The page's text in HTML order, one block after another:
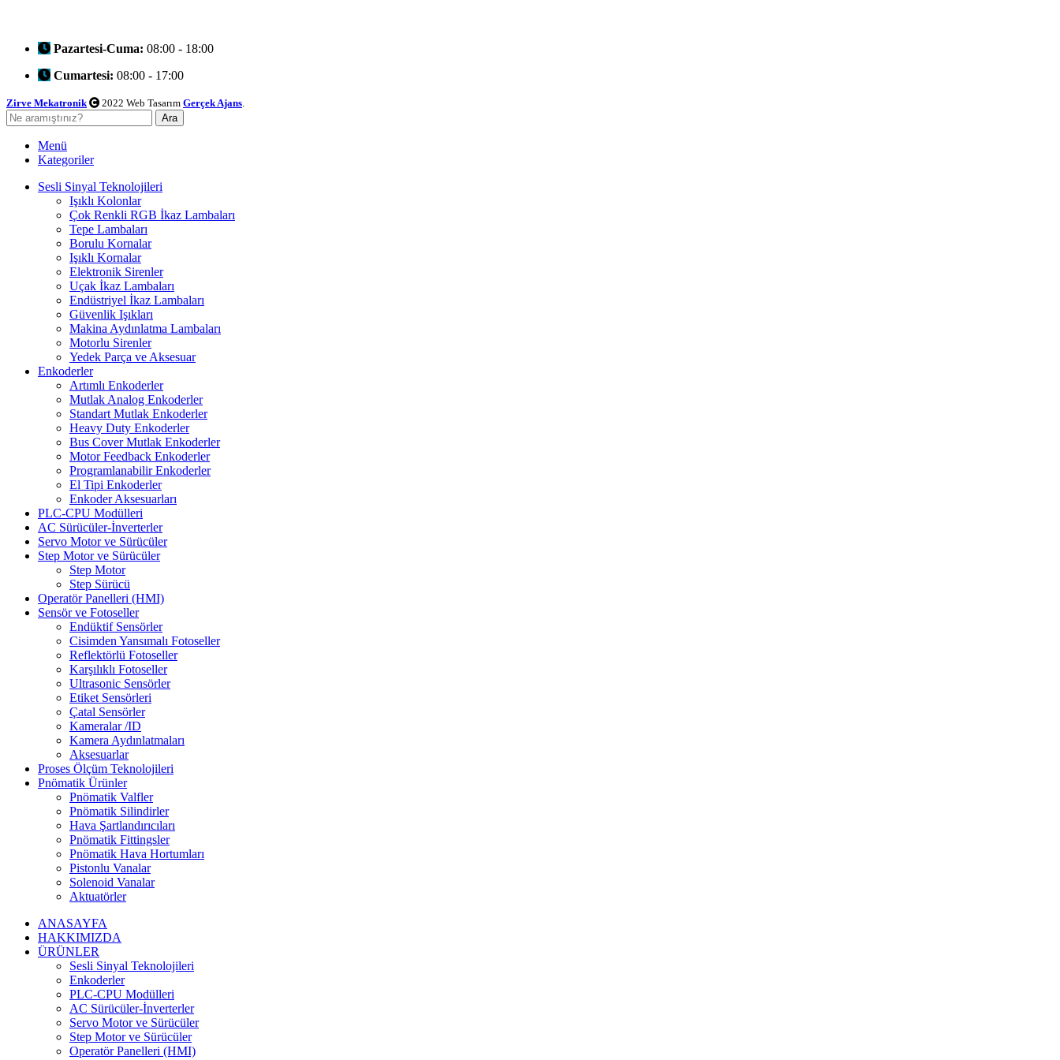
Pazartesi-Cuma: 08:00 - 18:00
Cumartesi: 08:00 - 17:00
Zirve Mekatronik 2022 Web Tasarım Gerçek Ajans
Ara
Menü
Kategoriler
Sesli Sinyal Teknolojileri
Işıklı Kolonlar
Çok Renkli RGB İkaz Lambaları
Tepe Lambaları
Borulu Kornalar
Işıklı Kornalar
Elektronik Sirenler
Uçak İkaz Lambaları
Endüstriyel İkaz Lambaları
Güvenlik Işıkları
Makina Aydınlatma Lambaları
Motorlu Sirenler
Yedek Parça ve Aksesuar
Enkoderler
Artımlı Enkoderler
Mutlak Analog Enkoderler
Standart Mutlak Enkoderler
Heavy Duty Enkoderler
Bus Cover Mutlak Enkoderler
Motor Feedback Enkoderler
Programlanabilir Enkoderler
El Tipi Enkoderler
Enkoder Aksesuarları
PLC-CPU Modülleri
AC Sürücüler-İnverterler
Servo Motor ve Sürücüler
Step Motor ve Sürücüler
Step Motor
Step Sürücü
Operatör Panelleri (HMI)
Sensör ve Fotoseller
Endüktif Sensörler
Cisimden Yansımalı Fotoseller
Reflektörlü Fotoseller
Karşılıklı Fotoseller
Ultrasonic Sensörler
Etiket Sensörleri
Çatal Sensörler
Kameralar /ID
Kamera Aydınlatmaları
Aksesuarlar
Proses Ölçüm Teknolojileri
Pnömatik Ürünler
Pnömatik Valfler
Pnömatik Silindirler
Hava Şartlandırıcıları
Pnömatik Fittingsler
Pnömatik Hava Hortumları
Pistonlu Vanalar
Solenoid Vanalar
Aktuatörler
ANASAYFA
HAKKIMIZDA
ÜRÜNLER
Sesli Sinyal Teknolojileri
Enkoderler
PLC-CPU Modülleri
AC Sürücüler-İnverterler
Servo Motor ve Sürücüler
Step Motor ve Sürücüler
Operatör Panelleri (HMI)